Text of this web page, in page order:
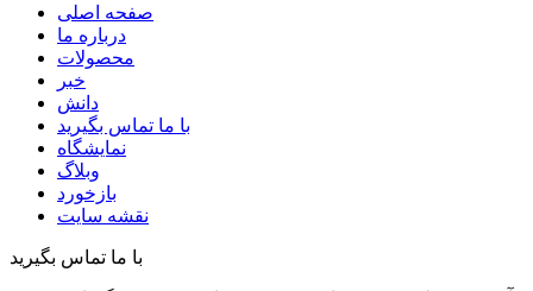
صفحه اصلی
درباره ما
محصولات
خبر
دانش
با ما تماس بگیرید
نمایشگاه
وبلاگ
بازخورد
نقشه سایت
با ما تماس بگیرید